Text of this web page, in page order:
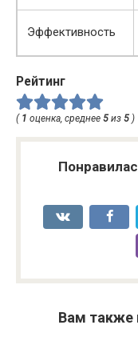
Эффективность
Рейтинг
( 1 оценка, среднее 5 из 5 )
Вам также